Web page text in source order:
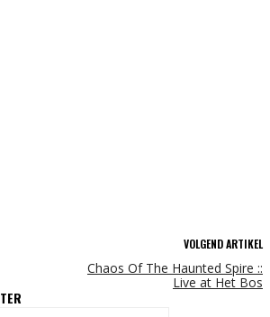
VOLGEND ARTIKEL
Chaos Of The Haunted Spire ::
Live at Het Bos